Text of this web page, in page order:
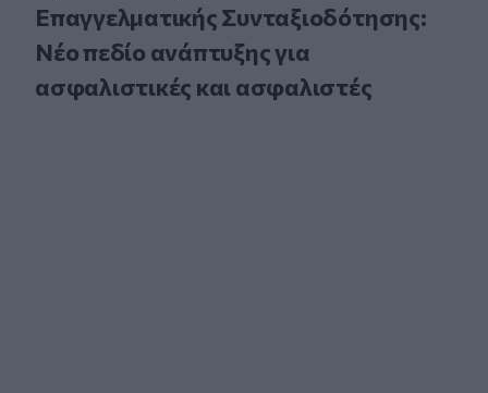
Επαγγελματικής Συνταξιοδότησης:
Νέο πεδίο ανάπτυξης για
ασφαλιστικές και ασφαλιστές